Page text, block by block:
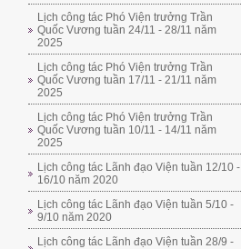
Lịch công tác Phó Viện trưởng Trần
Quốc Vương tuần 24/11 - 28/11 năm
2025
Lịch công tác Phó Viện trưởng Trần
Quốc Vương tuần 17/11 - 21/11 năm
2025
Lịch công tác Phó Viện trưởng Trần
Quốc Vương tuần 10/11 - 14/11 năm
2025
Lịch công tác Lãnh đạo Viện tuần 12/10 -
16/10 năm 2020
Lịch công tác Lãnh đạo Viện tuần 5/10 -
9/10 năm 2020
Lịch công tác Lãnh đạo Viện tuần 28/9 -